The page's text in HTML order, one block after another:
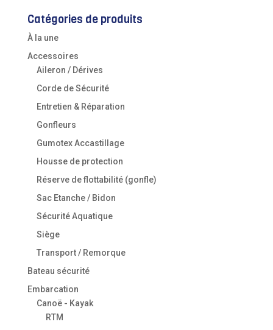
Catégories de produits
À la une
Accessoires
Aileron / Dérives
Corde de Sécurité
Entretien & Réparation
Gonfleurs
Gumotex Accastillage
Housse de protection
Réserve de flottabilité (gonfle)
Sac Etanche / Bidon
Sécurité Aquatique
Siège
Transport / Remorque
Bateau sécurité
Embarcation
Canoë - Kayak
RTM